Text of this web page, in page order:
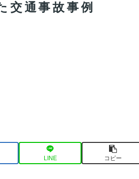
通事故事例
LINE コピー